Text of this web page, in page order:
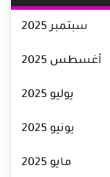
سبتمبر 2025
أغسطس 2025
يوليو 2025
يونيو 2025
مايو 2025